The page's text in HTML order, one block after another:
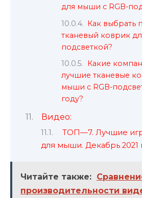
для мыши с RGB-
Как выбрать
тканевый коврик
подсветкой?
Какие
лучшие тканевые
мыши с RGB-
году?
Видео:
ТОП—7. Лучшие
для мыши. Декабрь 2021
Читайте также:
производительности